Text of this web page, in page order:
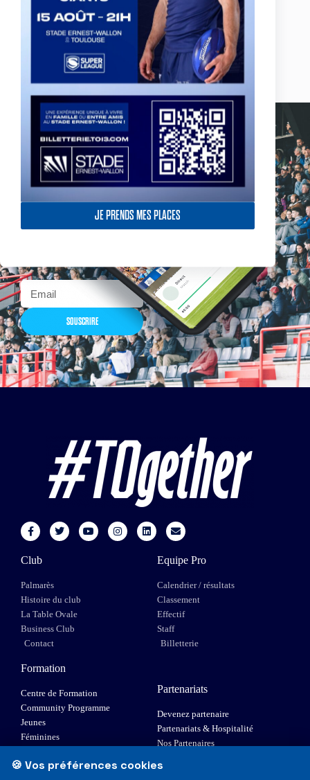
JE PRENDS MES PLACES
Actualités, nouveautés,
billetterie, remises
exceptionnelles dans la
SOUSCRIRE
Club
Palmarès
Histoire du club
La Table Ovale
Business Club
Contact
Equipe Pro
Calendrier / résultats
Classement
Effectif
Staff
Billetterie
Formation
Centre de Formation
Community Programme
Jeunes
Féminines
Elite 1
Partenariats
Devenez partenaire
Partenariats & Hospitalité
Nos Partenaires
🍪 Vos préférences cookies